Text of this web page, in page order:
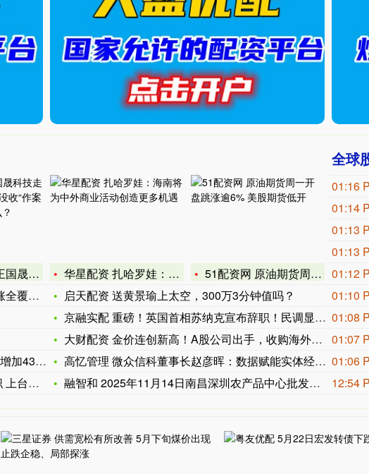
收“作案工具”
民生
43.9%
！新
华星配资 扎哈罗娃：海南将为中外商业活动创造更多机遇
51配资网 原油期货周一开盘跳涨逾6% 美股期货低开
启天配资 送黄景瑜上太空，300万3分钟值吗？
京融实配 重磅！英国首相苏纳克宣布辞职！民调显示英国工党在英
大财配资 金价连创新高！A股公司出手，收购海外金矿上市公司
高忆管理 微众信科董事长赵彦晖：数据赋能实体经济迎来新机遇
融智和 2025年11月14日南昌深圳农产品中心批发市场有限
全球
01:16
01:14
01:13
01:13
01:12
01:10
01:08
01:07
01:06
12:54